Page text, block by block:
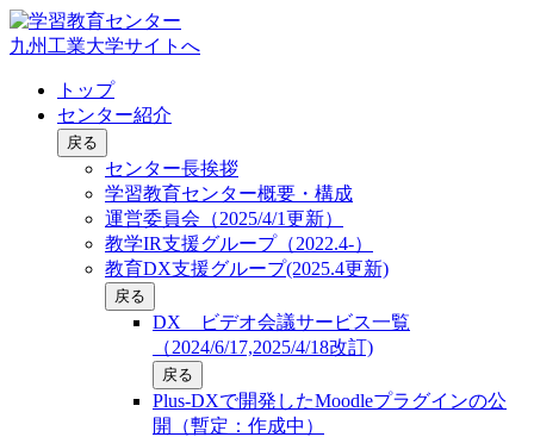
九州工業大学サイトへ
トップ
センター紹介
戻る
センター長挨拶
学習教育センター概要・構成
運営委員会（2025/4/1更新）
教学IR支援グループ（2022.4-）
教育DX支援グループ(2025.4更新)
戻る
DX ビデオ会議サービス一覧
（2024/6/17,2025/4/18改訂)
戻る
Plus-DXで開発したMoodleプラグインの公
開（暫定：作成中）